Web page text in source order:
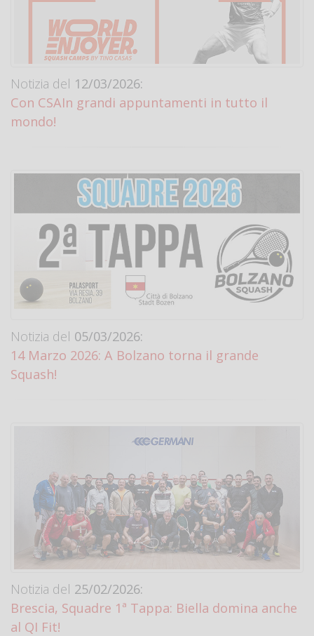
Notizia del 12/03/2026:
Con CSAIn grandi appuntamenti in tutto il
mondo!
Notizia del 05/03/2026:
14 Marzo 2026: A Bolzano torna il grande
Squash!
Notizia del 25/02/2026:
Brescia, Squadre 1ª Tappa: Biella domina anche
al QI Fit!